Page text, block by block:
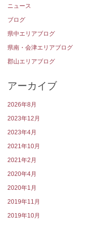
ニュース
ブログ
県中エリアブログ
県南・会津エリアブログ
郡山エリアブログ
アーカイブ
2026年8月
2023年12月
2023年4月
2021年10月
2021年2月
2020年4月
2020年1月
2019年11月
2019年10月